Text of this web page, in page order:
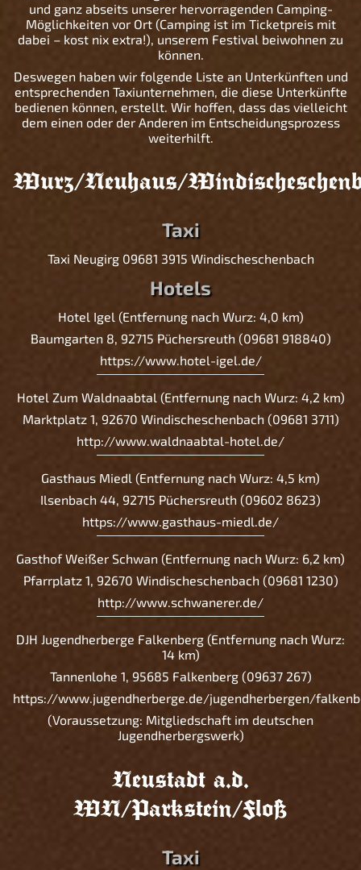
und ganz abseits unserer hervorragenden Camping-
Möglichkeiten vor Ort (Camping ist im Ticketpreis mit
dabei – kost nix extra!), unserem Festival beiwohnen zu
können.
Deswegen haben wir folgende Liste an Unterkünften und
entsprechenden Taxiunternehmen, die diese Unterkünfte
bedienen können, erstellt. Wir hoffen, dass das vielleicht
dem einen oder der Anderen im Entscheidungsprozess
weiterhilft.
Wurz/Neuhaus/
Taxi
Taxi Neugirg 09681 3915 Windischeschenbach
Hotels
Hotel Igel (Entfernung nach Wurz: 4,0 km)
Baumgarten 8, 92715 Püchersreuth (09681 918840)
https://www.hotel-igel.de/
Hotel Zum Waldnaabtal (Entfernung nach Wurz: 4,2 km)
Marktplatz 1, 92670 Windischeschenbach (09681 3711)
http://www.waldnaabtal-hotel.de/
Gasthaus Miedl (Entfernung nach Wurz: 4,5 km)
Ilsenbach 44, 92715 Püchersreuth (09602 8623)
https://www.gasthaus-miedl.de/
Gasthof Weißer Schwan (Entfernung nach Wurz: 6,2 km)
Pfarrplatz 1, 92670 Windischeschenbach (09681 1230)
http://www.schwanerer.de/
DJH Jugendherberge Falkenberg (Entfernung nach Wurz:
14 km)
Tannenlohe 1, 95685 Falkenberg (09637 267)
https://www.jugendherberge.de/jugendherbergen/
(Voraussetzung: Mitgliedschaft im deutschen
Jugendherbergswerk)
Neustadt a.d.
WN/Parkstein/Floß
Taxi